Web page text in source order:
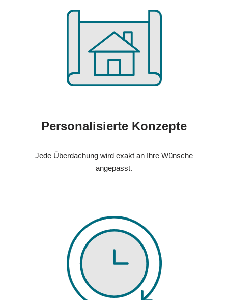
Personalisierte Konzepte
Jede Überdachung wird exakt an Ihre Wünsche
angepasst.